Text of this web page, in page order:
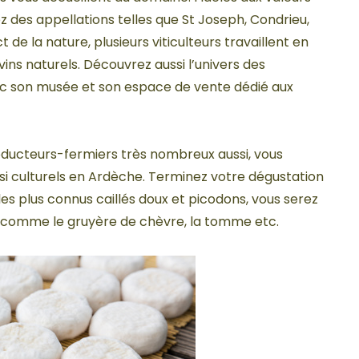
appellations telles que St Joseph, Condrieu,
de la nature, plusieurs viticulteurs travaillent en
naturels. Découvrez aussi l’univers des
son musée et son espace de vente dédié aux
fermiers très nombreux aussi, vous
culturels en Ardèche. Terminez votre dégustation
plus connus caillés doux et picodons, vous serez
le gruyère de chèvre, la tomme etc.